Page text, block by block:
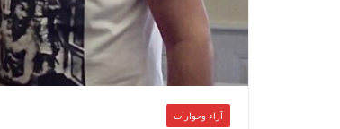
آراء وحوارات